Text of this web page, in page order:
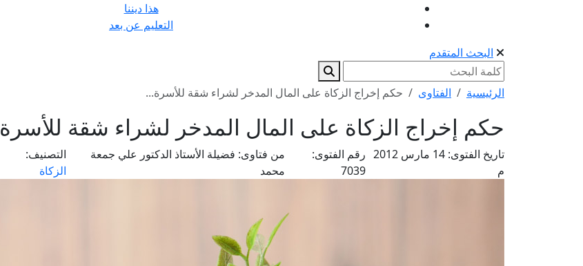
هذا ديننا
التعليم عن بعد
البحث المتقدم
الرئيسية الفتاوى حكم إخراج الزكاة على المال المدخر لشراء شقة للأسرة...
حكم إخراج الزكاة على المال المدخر لشراء شقة للأسرة
تاريخ الفتوى:
14 مارس 2012
م
رقم الفتوى:
7039
من فتاوى: فضيلة الأستاذ الدكتور علي جمعة
محمد
التصنيف:
الزكاة